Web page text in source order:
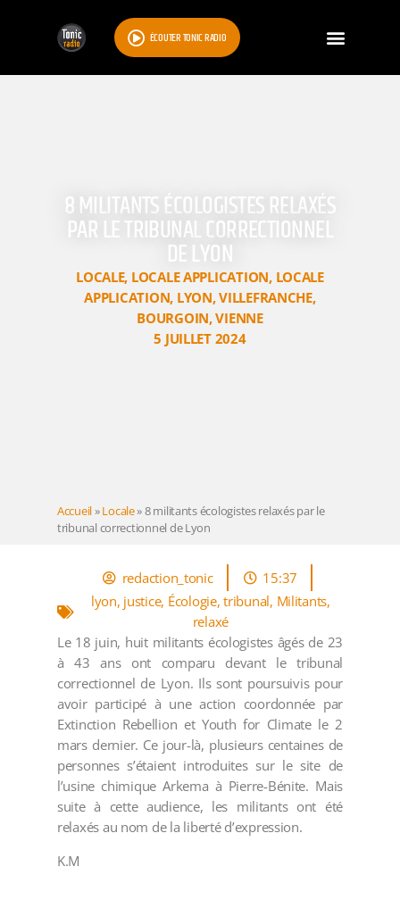
ÉCOUTER TONIC RADIO
8 MILITANTS ÉCOLOGISTES RELAXÉS
PAR LE TRIBUNAL CORRECTIONNEL
DE LYON
LOCALE, LOCALE APPLICATION, LOCALE
APPLICATION, LYON,VILLEFRANCHE,
BOURGOIN,VIENNE
5 JUILLET 2024
Accueil»Locale»8 militants écologistes relaxés par le
tribunal correctionnel de Lyon
redaction_tonic
15:37
lyon, justice, Écologie,tribunal, Militants,
relaxé
Le 18 juin, huit militants écologistes âgés de 23
à 43 ans ont comparu devant le tribunal
correctionnel de Lyon. Ils sont poursuivis pour
avoir participé à une action coordonnée par
Extinction Rebellion et Youth for Climate le 2
mars dernier. Ce jour-là, plusieurs centaines de
personnes s’étaient introduites sur le site de
l’usine chimique Arkema à Pierre-Bénite. Mais
suite à cette audience, les militants ont été
relaxés au nom de la liberté d’expression.
K.M